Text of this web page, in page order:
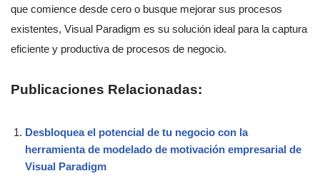
que comience desde cero o busque mejorar sus procesos
existentes, Visual Paradigm es su solución ideal para la captura
eficiente y productiva de procesos de negocio.
Publicaciones Relacionadas:
Desbloquea el potencial de tu negocio con la
herramienta de modelado de motivación empresarial de
Visual Paradigm